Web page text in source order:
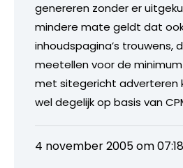
genereren zonder er
mindere mate geldt dat
inhoudspagina’s trouwens,
meetellen voor de minimum
met sitegericht adverteren
wel degelijk op basis van
4 november 2005 om 07:18